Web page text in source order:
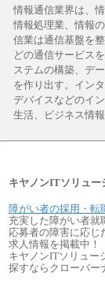
情報通信業界は、
情報処理業、情報
信業は通信基盤を
どの通信サービス
ステムの構築、デ
を作り出す。イン
デバイスなどのイ
生活、ビジネス情
キヤノンITソリュー
障がい者の採用・転
充実した障がい者就
応募者の障害に応じ
求人情報を掲載中！
キヤノンITソリュー
探すならクローバー